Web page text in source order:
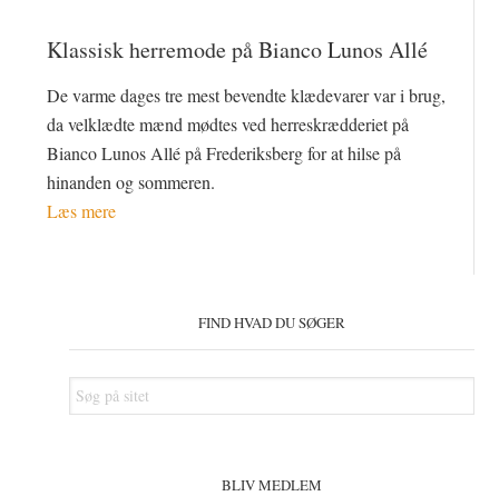
Klassisk herremode på Bianco Lunos Allé
De varme dages tre mest bevendte klædevarer var i brug,
da velklædte mænd mødtes ved herreskrædderiet på
Bianco Lunos Allé på Frederiksberg for at hilse på
hinanden og sommeren.
Læs mere
FIND HVAD DU SØGER
Søg
på
BLIV MEDLEM